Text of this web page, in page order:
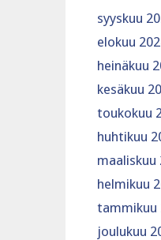
syyskuu
elokuu
heinäkuu
kesäkuu
toukokuu
huhtikuu
maaliskuu
helmikuu
tammikuu
joulukuu